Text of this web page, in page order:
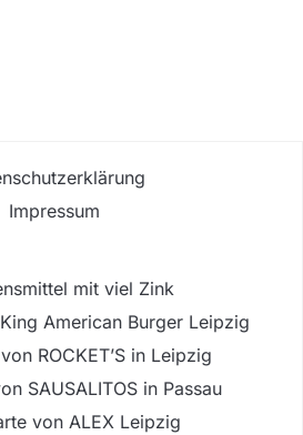
Impressum
mit viel Zink
American Burger Leipzig
ROCKET’S in Leipzig
SAUSALITOS in Passau
von ALEX Leipzig